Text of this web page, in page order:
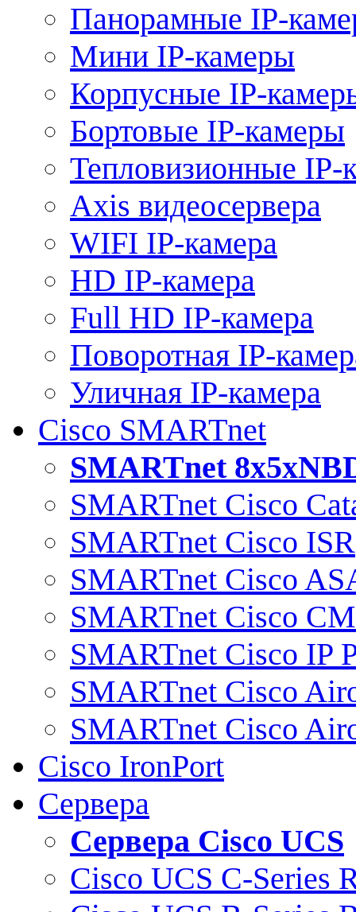
Панорамные IP-
Мини IP-камеры
Корпусные IP-
Бортовые IP-камеры
Тепловизионные IP-
Axis видеосервера
WIFI IP-камера
HD IP-камера
Full HD IP-камера
Поворотная IP-
Уличная IP-камера
Cisco SMARTnet
SMARTnet
SMARTnet Cisco
SMARTnet Cisco ISR
SMARTnet Cisco
SMARTnet Cisco
SMARTnet Cisco IP
SMARTnet Cisco
SMARTnet Cisco
Cisco IronPort
Сервера
Сервера Cisco UCS
Cisco UCS C-Series